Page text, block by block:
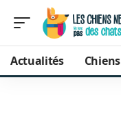
Actualités Chiens